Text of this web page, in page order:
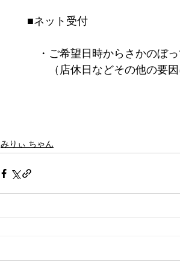
■ネット受付
・ご希望日時からさかのぼ
（店休日などその他の要因
みりぃ ちゃん